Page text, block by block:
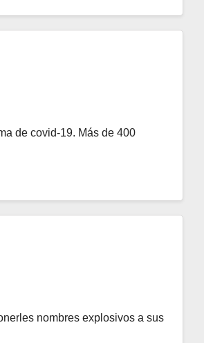
de covid-19. Más de 400
nombres explosivos a sus